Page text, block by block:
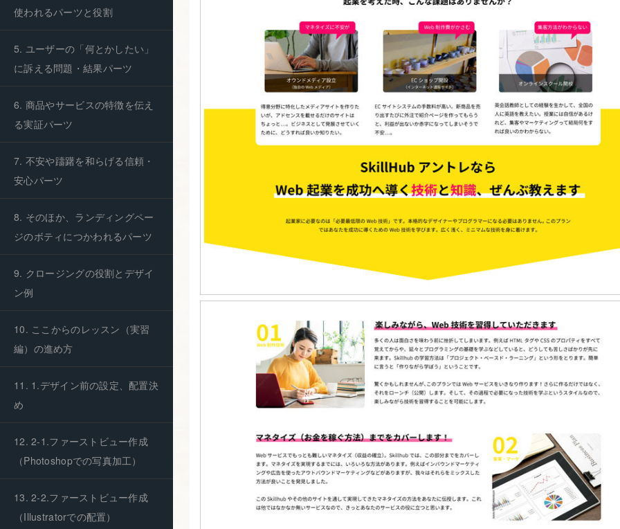
使われるパーツと役割
5. ユーザーの「何とかしたい」
に訴える問題・結果パーツ
6. 商品やサービスの特徴を伝え
る実証パーツ
7. 不安や躊躇を和らげる信頼・
安心パーツ
8. そのほか、ランディングペー
ジのボティにつかわれるパーツ
9. クロージングの役割とデザイ
ン例
10. ここからのレッスン（実習
編）の進め方
11. 1.デザイン前の設定、配置決
め
12. 2-1.ファーストビュー作成
（Photoshopでの写真加工）
13. 2-2.ファーストビュー作成
（Illustratorでの配置）